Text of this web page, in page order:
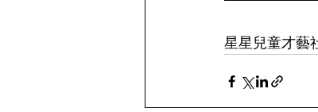
星星兒童才藝